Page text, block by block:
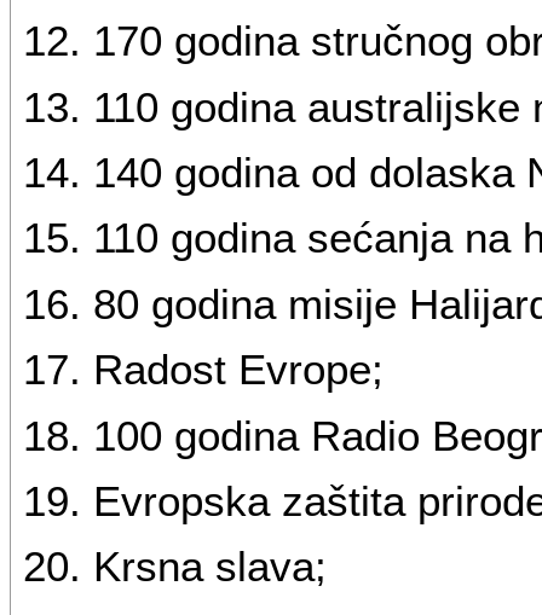
12. 170 godina stručnog
13. 110 godina
14. 140 godina od dolaska
15. 110 godina sećanja na
16. 80 godina misije
17. Radost Evrope;
18. 100 godina Radio
19. Evropska zaštita
20. Krsna slava;